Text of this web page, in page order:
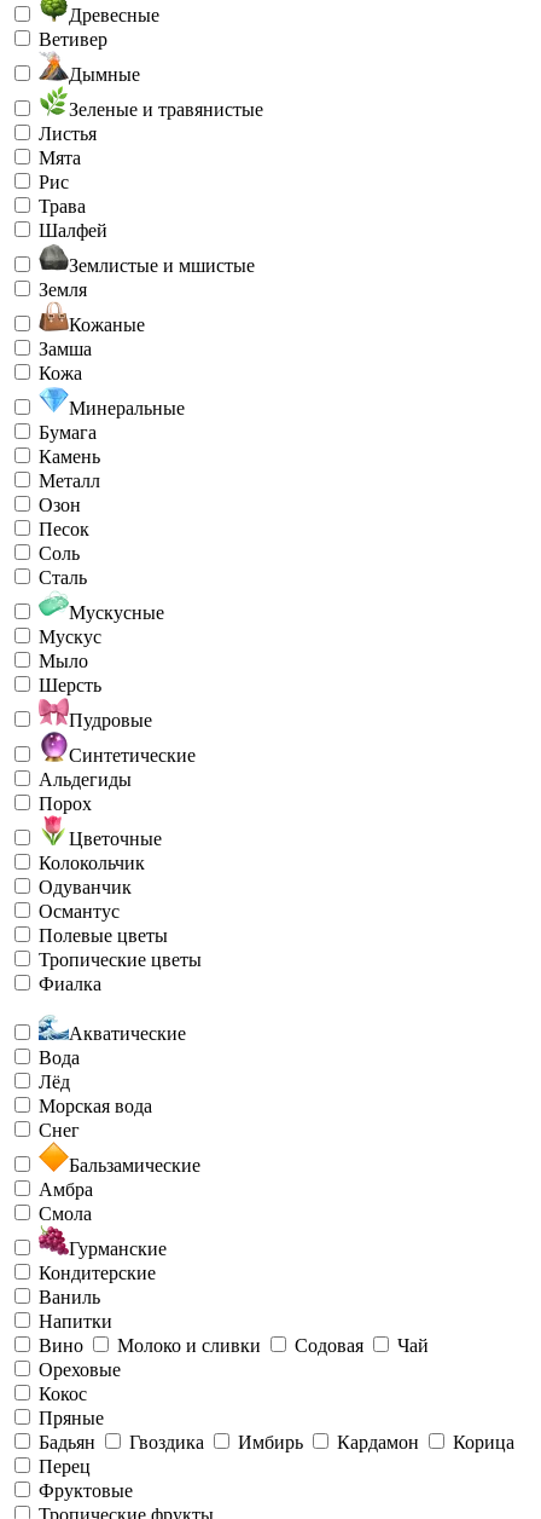
Древесные
Ветивер
Дымные
Зеленые и травянистые
Листья
Мята
Рис
Трава
Шалфей
Землистые и мшистые
Земля
Кожаные
Замша
Кожа
Минеральные
Бумага
Камень
Металл
Озон
Песок
Соль
Сталь
Мускусные
Мускус
Мыло
Шерсть
Пудровые
Синтетические
Альдегиды
Порох
Цветочные
Колокольчик
Одуванчик
Османтус
Полевые цветы
Тропические цветы
Фиалка
Акватические
Вода
Лёд
Морская вода
Снег
Бальзамические
Амбра
Смола
Гурманские
Кондитерские
Ваниль
Напитки
Вино
Молоко и сливки Содовая
Чай
Ореховые
Кокос
Пряные
Бадьян
Гвоздика Имбирь Кардамон
Корица
Перец
Фруктовые
Тропические фрукты